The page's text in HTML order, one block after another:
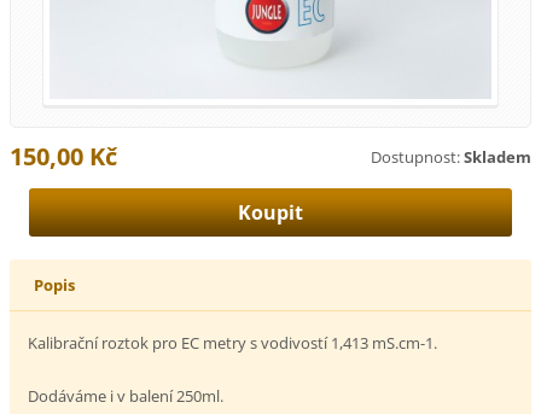
Dostupnost:Skladem
150,00 Kč
Popis
Kalibrační roztok pro EC metry s vodivostí 1,413 mS.cm-1.
Dodáváme i v balení 250ml.